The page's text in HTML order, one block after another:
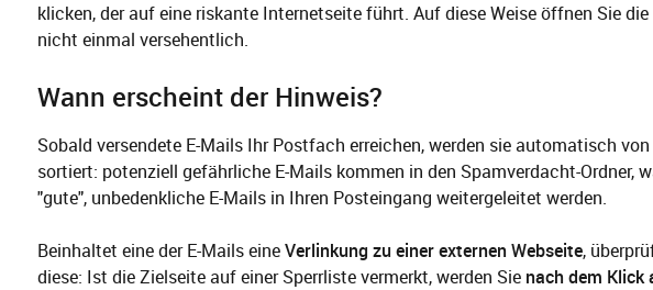
klicken, der auf eine riskante Internetseite führt. Auf diese Weise öffnen Sie die
nicht einmal versehentlich.
Wann erscheint der Hinweis?
Sobald versendete E-Mails Ihr Postfach erreichen, werden sie automatisch von
sortiert: potenziell gefährliche E-Mails kommen in den Spamverdacht-Ordner,
"gute", unbedenkliche E-Mails in Ihren Posteingang weitergeleitet werden.
Beinhaltet eine der E-Mails eineVerlinkung zu einer externen Webseite,
diese: Ist die Zielseite auf einer Sperrliste vermerkt, werden Sie nach dem Klick